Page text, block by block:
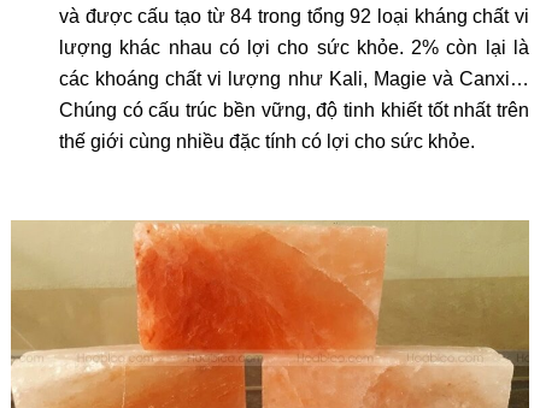
và được cấu tạo từ 84 trong tổng 92 loại kháng chất vi
lượng khác nhau có lợi cho sức khỏe. 2% còn lại là
các khoáng chất vi lượng như Kali, Magie và Canxi…
Chúng có cấu trúc bền vững, độ tinh khiết tốt nhất trên
thế giới cùng nhiều đặc tính có lợi cho sức khỏe.